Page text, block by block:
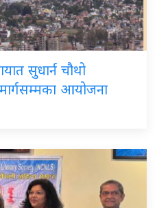
सुधार्न चौथो
आयोजना